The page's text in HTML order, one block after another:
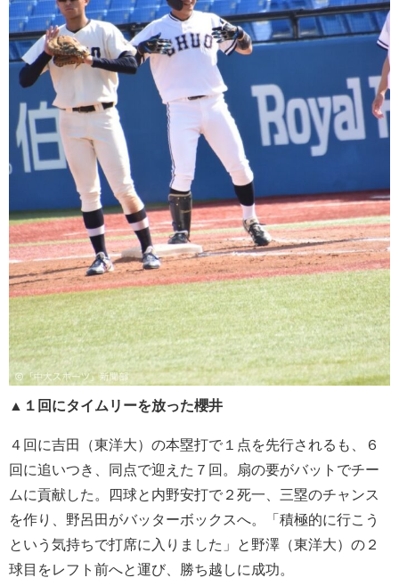
▲１回にタイムリーを放った櫻井
４回に吉田（東洋大）の本塁打で１点を先行されるも、６
回に追いつき、同点で迎えた７回。扇の要がバットでチー
ムに貢献した。四球と内野安打で２死一、三塁のチャンス
を作り、野呂田がバッターボックスへ。「積極的に行こう
という気持ちで打席に入りました」と野澤（東洋大）の２
球目をレフト前へと運び、勝ち越しに成功。